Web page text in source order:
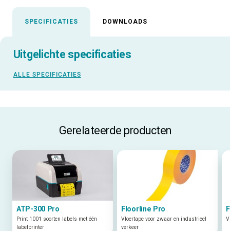
SPECIFICATIES DOWNLOADS
Uitgelichte specificaties
ALLE SPECIFICATIES
Gerelateerde producten
ATP-300 Pro
Print 1001 soorten labels met één
labelprinter
Floorline Pro
Vloertape voor zwaar en industrieel
verkeer